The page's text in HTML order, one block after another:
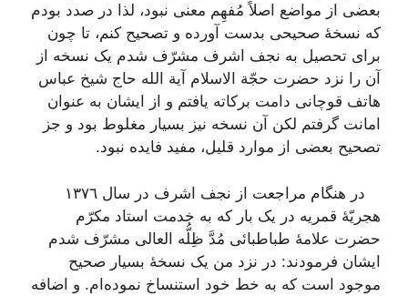
بعضى از مواضع اصلاً مُفهِم معنى نبود، لذا در صدد بودم
که نسخۀ صحیحى بدست آورده و تصحیح کنم، تا چون
براى تحصیل به نجف اشرف مشرّف شدم یک نسخه از
آن را نزد حضرت حجّة الاسلام آیة الله حاج شیخ عباس
هاتف قوچانى دامت برکاته یافتم و از ایشان به عنوان
امانت‌ گرفتم لکن آن نسخه نیز بسیار مغلوط بود و جز
تصحیح بعضى از موارد قلیل، مفید فایده نبود.
در هنگام مراجعت از نجف اشرف در سال ١٣٧٦
هجریّۀ قمریه در یک بار که به خدمت استاد مکرّم
حضرت علامۀ طباطبائى مُدَّ ظِلُّه العالى مشرّف شدم
ایشان فرمودند: در نزد من یک نسخۀ بسیار صحیح
موجود است که به خط خود استنساخ نموده‌ام. و اضافه